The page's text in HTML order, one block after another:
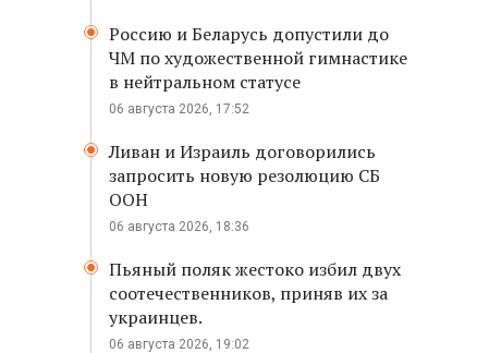
Россию и Беларусь допустили до
ЧМ по художественной гимнастике
в нейтральном статусе
06 августа 2026, 17:52
Ливан и Израиль договорились
запросить новую резолюцию СБ
ООН
06 августа 2026, 18:36
Пьяный поляк жестоко избил двух
соотечественников, приняв их за
украинцев.
06 августа 2026, 19:02